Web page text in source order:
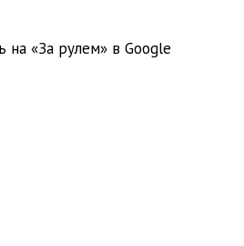
на «За рулем» в Google